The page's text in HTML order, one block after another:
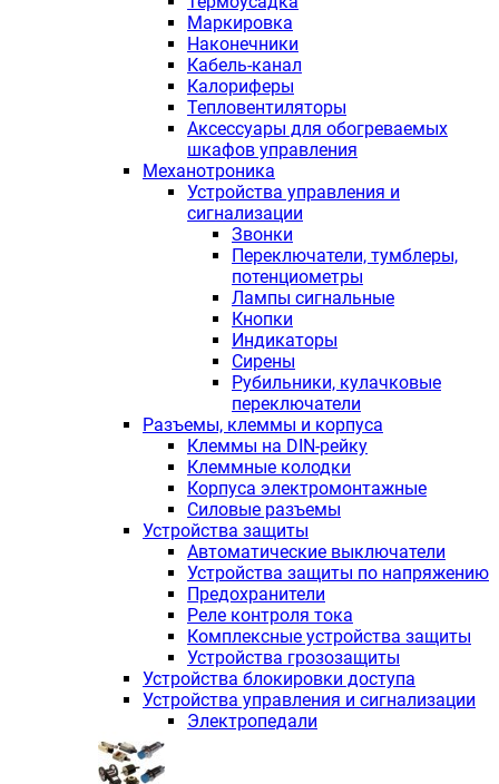
Маркировка
Наконечники
Кабель-канал
Калориферы
Тепловентиляторы
Аксессуары для обогреваемых
шкафов управления
Механотроника
Устройства управления и
сигнализации
Звонки
Переключатели, тумблеры,
потенциометры
Лампы сигнальные
Кнопки
Индикаторы
Сирены
Рубильники, кулачковые
переключатели
Разъемы, клеммы и корпуса
Клеммы на DIN-рейку
Клеммные колодки
Корпуса электромонтажные
Силовые разъемы
Устройства защиты
Автоматические выключатели
Устройства защиты по напряжению
Предохранители
Реле контроля тока
Комплексные устройства защиты
Устройства грозозащиты
Устройства блокировки доступа
Устройства управления и сигнализации
Электропедали